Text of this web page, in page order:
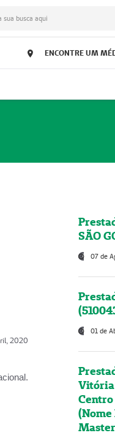
sua busca aqui
ENCONTRE UM
2020
SÃO
07 de
01 de
Vitória